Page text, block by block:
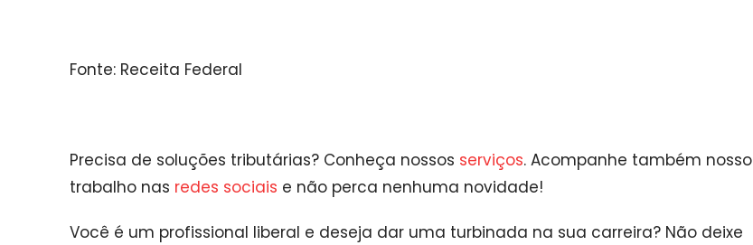
Fonte: Receita Federal
Precisa de soluções tributárias? Conheça nossos serviços. Acompanhe também nosso
trabalho nas redes sociais e não perca nenhuma novidade!
Você é um profissional liberal e deseja dar uma turbinada na sua carreira? Não deixe